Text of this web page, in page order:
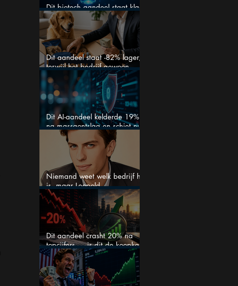
Dit biotech aandeel staat klaar
voor een flinke rally
Dit aandeel staat -82% lager,
terwijl het bedrijf gewoon
groeit
Dit AI-aandeel kelderde 19%
na massaontslag en schiet nu
15% omhoog
Niemand weet welk bedrijf het
is, maar Leopold
Aschenbrenner zet er nu $500
miljoen op
Dit aandeel crasht 20% na
topcijfers — is dit de koopkans
waar beleggers op wachtten?